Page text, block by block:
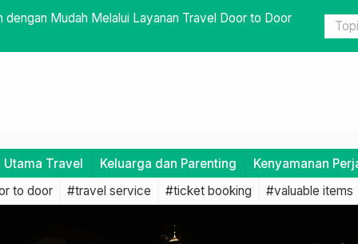
Dekat Saat Bepergian
Utama Travel Keluarga dan Parenting Kenyamanan
to door #travel service #ticket booking #valuable items